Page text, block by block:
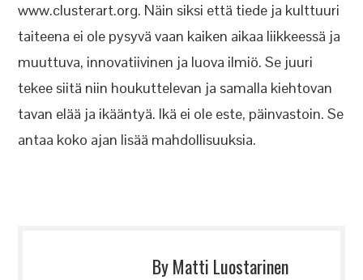
www.clusterart.org. Näin siksi että tiede ja kulttuuri
taiteena ei ole pysyvä vaan kaiken aikaa liikkeessä ja
muuttuva, innovatiivinen ja luova ilmiö. Se juuri
tekee siitä niin houkuttelevan ja samalla kiehtovan
tavan elää ja ikääntyä. Ikä ei ole este, päinvastoin. Se
antaa koko ajan lisää mahdollisuuksia.
By Matti Luostarinen